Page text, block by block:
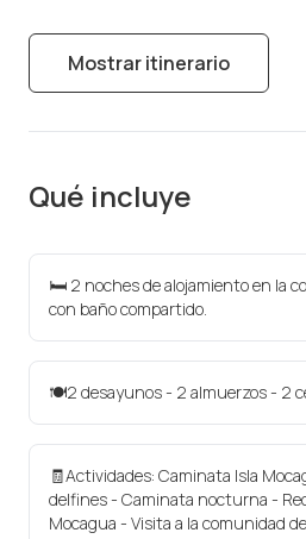
Mostrar itinerario
Qué incluye
🛏️ 2 noches de alojamiento en la
con baño compartido.
🍽️2 desayunos - 2 almuerzos - 2
🧾Actividades: Caminata Isla
delfines - Caminata nocturna -
Mocagua - Visita a la comunidad